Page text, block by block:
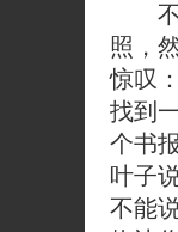
不
照，
惊叹
找到
个书
叶子
不能